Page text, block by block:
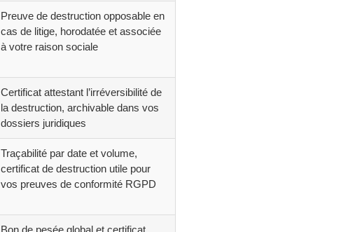
Preuve de destruction opposable en
cas de litige, horodatée et associée
à votre raison sociale
Certificat attestant l’irréversibilité de
la destruction, archivable dans vos
dossiers juridiques
Traçabilité par date et volume,
certificat de destruction utile pour
vos preuves de conformité RGPD
Bon de pesée global et certificat